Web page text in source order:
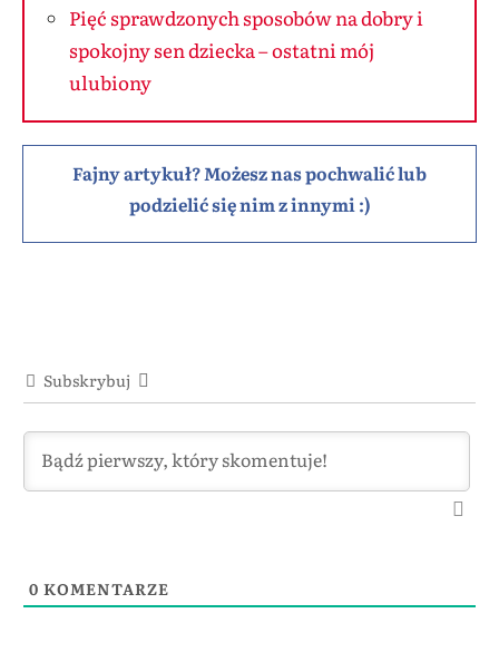
Pięć sprawdzonych sposobów na dobry i
spokojny sen dziecka – ostatni mój
ulubiony
Fajny artykuł? Możesz nas pochwalić lub
podzielić się nim z innymi :)
Subskrybuj
0 KOMENTARZE